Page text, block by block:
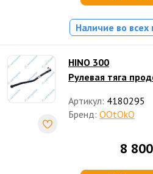
Наличие во всех
HINO 300
Рулевая тяга
Артикул: 4180295
Бренд: OOtOkO
8